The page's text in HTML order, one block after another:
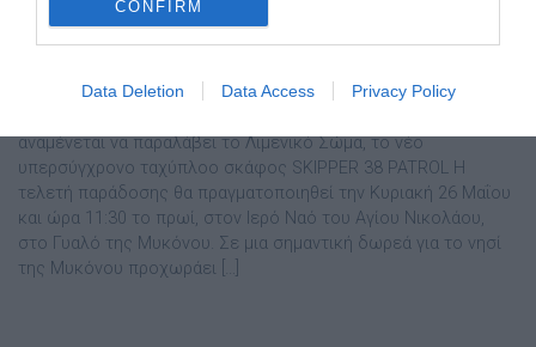
CONFIRM
Data Deletion Data Access Privacy Policy
BSK MARINE: Δωρεά ενός υπερσύγχρονου
ταχύπλοου σκάφος στο Λιμεναρχείο
αναμένεται να παραλάβει το Λιμενικό Σώμα, το νέο
υπερσύγχρονο ταχύπλοο σκάφος SKIPPER 38 PATROL Η
τελετή παράδοσης θα πραγματοποιηθεί την Κυριακή 26 Μαΐου
και ώρα 11:30 το πρωί, στον Ιερό Ναό του Αγίου Νικολάου,
στο Γυαλό της Μυκόνου. Σε μια σημαντική δωρεά για το νησί
της Μυκόνου προχωράει […]